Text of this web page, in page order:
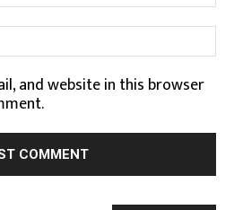
and website in this browser